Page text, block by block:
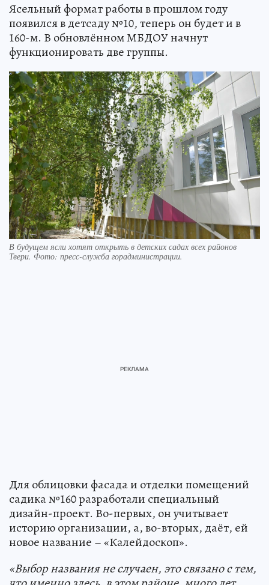
Ясельный формат работы в прошлом году
появился в детсаду №10, теперь он будет и в
160-м. В обновлённом МБДОУ начнут
функционировать две группы.
В будущем ясли хотят открыть в детских садах всех районов
Твери. Фото: пресс-служба горадминистрации.
Для облицовки фасада и отделки помещений
садика №160 разработали специальный
дизайн-проект. Во-первых, он учитывает
историю организации, а, во-вторых, даёт, ей
новое название – «Калейдоскоп».
«Выбор названия не случаен, это связано с тем,